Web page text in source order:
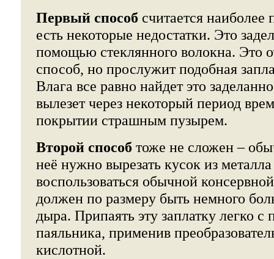
Первый способ считается
есть некоторые недостатки. Это
помощью стеклянного волокна. Это
способ, но прослужит подобная
Влага все равно найдет это
вылезет через некоторый период
покрытии страшным пузырем.
Второй способ тоже не сложен –
неё нужно вырезать кусок из
воспользоваться обычной
должен по размеру быть немного
дыра. Припаять эту заплатку легко
паяльника, применив
кислотной.